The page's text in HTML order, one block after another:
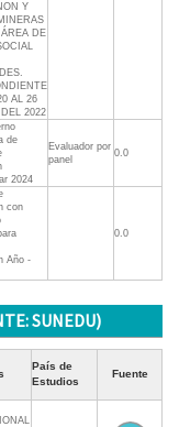
Y
DE
AL 26
2022
de
2024
Evaluador por
panel
0.0
con
Año -
0.0
SUNEDU)
País de
Estudios
Fuente